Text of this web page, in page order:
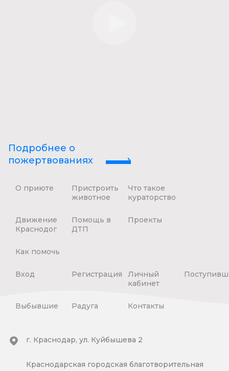
Подробнее о
пожертвованиях
О приюте
Пристроить
животное
Что такое
кураторство
Движение
Краснодог
Помощь в
ДТП
Проекты
Как помочь
Вход Регистрация
Личный
кабинет
Выбывшие Радуга Контакты
г. Краснодар, ул. Куйбышева 2
Краснодарская городская благотворительная